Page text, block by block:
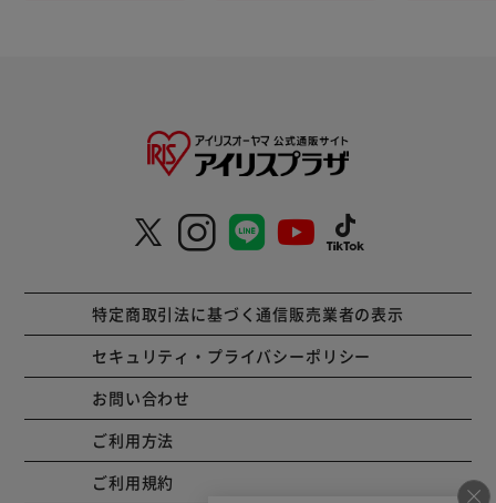
特定商取引法に基づく通信販売業者の表示
セキュリティ・プライバシーポリシー
お問い合わせ
ご利用方法
ご利用規約